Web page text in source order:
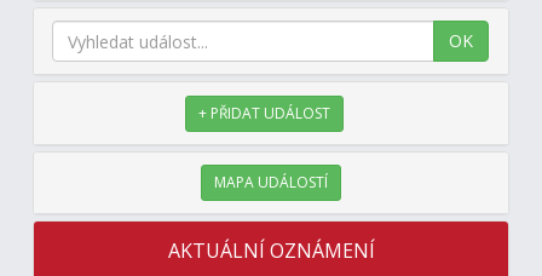
OK
+ PŘIDAT UDÁLOST
MAPA UDÁLOSTÍ
AKTUÁLNÍ OZNÁMENÍ